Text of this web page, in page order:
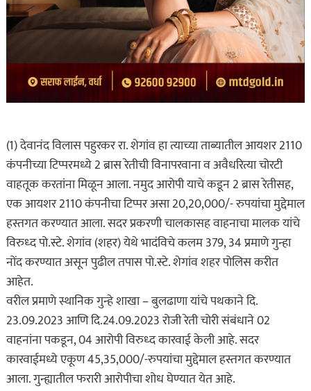
(1) देवानंद विलास पहुरकर रा. शेगांव हा त्याच्या ताब्यातील आयशर 2110
कंपनीच्या टिप्परमध्ये 2 ब्रास रेतीची विनापरवाना व अवैधरित्या चोरटी
वाहतूक करतांना मिळून आला. नमुद आरोपी याचे कडून 2 ब्रास रेतीसह,
एक आयशर 2110 कंपनीचा टिप्पर असा 20,20,000/- रुपयांचा मुद्देमाल
हस्तगत करण्यात आला. सदर प्रकरणी चालकासह वाहनाचा मालक यांचे
विरुध्द पो.स्टे. शेगांव (शहर) येथे भादंविचे कलम 379, 34 प्रमाणे गुन्हा
नोंद करण्यात असून पुढील तपास पो.स्टे. शेगांव शहर पोलिस करीत
आहेत.
वरील प्रमाणे स्थानिक गुन्हे शाखा – बुलढाणा यांचे पथकाने दि.
23.09.2023 आणि दि.24.09.2023 रोजी रेती चोरी संबंधाने 02
वाहनांना पकडून, 04 आरोपी विरुध्द कारवाई केली आहे. सदर
कारवाईमध्ये एकूण 45,35,000/-रुपयांचा मुद्देमाल हस्तगत करण्यात
आला. गुन्ह्यातील फरारी आरोपीचा शोध घेण्यात येत आहे.